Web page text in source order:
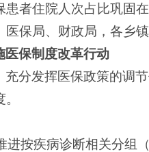
患者住院人次占比巩固
医保局、财政局，各乡
医保制度改革行动
充分发挥医保政策的调
进按疾病诊断相关分组